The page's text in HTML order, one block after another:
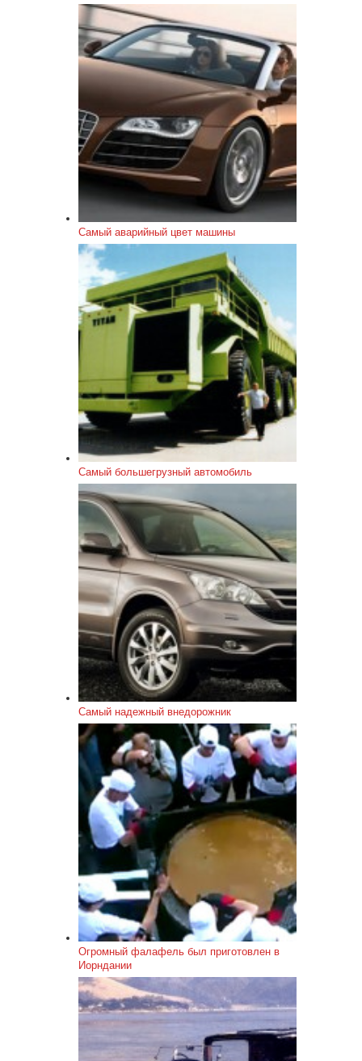
Самый аварийный цвет машины
Самый большегрузный автомобиль
Самый надежный внедорожник
Огромный фалафель был приготовлен в
Иорндании